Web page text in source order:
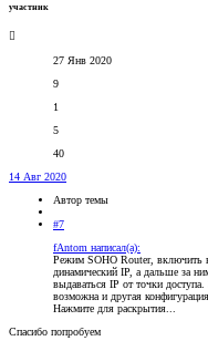
участник
27 Янв 2020
9
1
5
40
14 Авг 2020
Автор темы
#7
fAntom написал(а):
Режим SOHO Router, включить
динамический IP, а дальше за
выдаваться IP от точки
возможна и другая конфигурация.
Нажмите для раскрытия...
Спасибо попробуем